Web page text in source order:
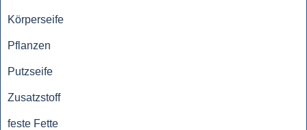
Körperseife
Pflanzen
Putzseife
Zusatzstoff
feste Fette